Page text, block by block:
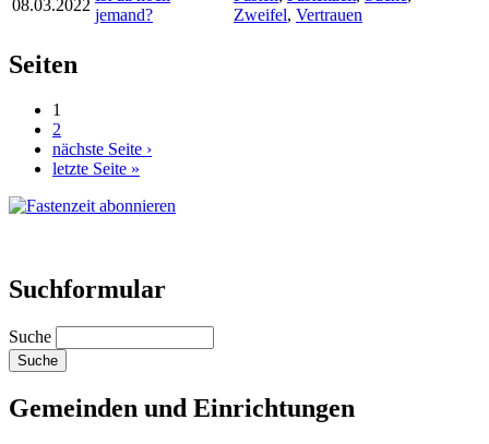
08.03.2022
jemand?
Zweifel, Vertrauen
Seiten
1
2
nächste Seite ›
letzte Seite »
Suchformular
Suche
Gemeinden und Einrichtungen